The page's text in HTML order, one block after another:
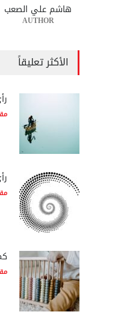
هاشم علي الصعب
AUTHOR
الأكثر تعليقاً